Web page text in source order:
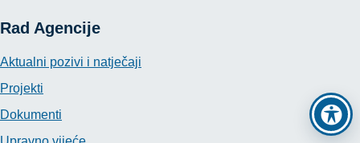
Rad Agencije
Aktualni pozivi i natječaji
Projekti
Dokumenti